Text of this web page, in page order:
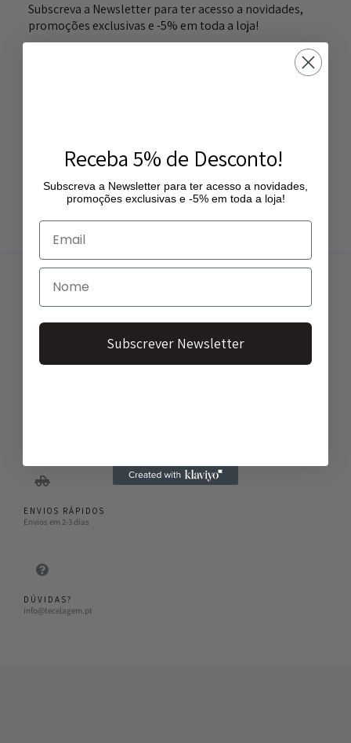
Subscreva a Newsletter para ter acesso a novidades,
promoções exclusivas e -5% em toda a loja!
Subscrever Newsletter
Entregas gratuitas a partir de 50€
ENVIOS RÁPIDOS
Envios em 2-3 dias
DÚVIDAS?
info@tecelagem.pt
Receba 5% de Desconto!
Subscreva a Newsletter para ter acesso a novidades,
promoções exclusivas e -5% em toda a loja!
Subscrever Newsletter